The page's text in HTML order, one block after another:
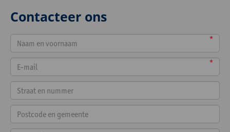
Contacteer ons
*
*